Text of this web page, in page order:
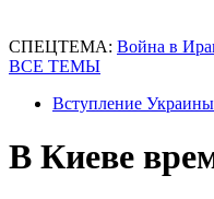
СПЕЦТЕМА: Война в
ВСЕ ТЕМЫ
Вступление
В Киеве